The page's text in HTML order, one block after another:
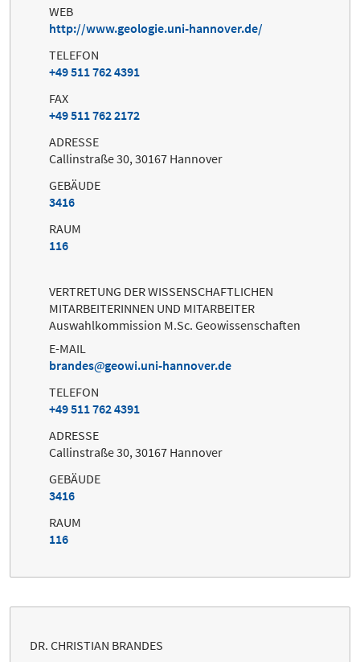
WEB
http://www.geologie.uni-hannover.de/
TELEFON
+49 511 762 4391
FAX
+49 511 762 2172
ADRESSE
Callinstraße 30, 30167 Hannover
GEBÄUDE
3416
RAUM
116
VERTRETUNG DER WISSENSCHAFTLICHEN
MITARBEITERINNEN UND MITARBEITER
Auswahlkommission M.Sc. Geowissenschaften
E-MAIL
brandes
geowi.uni-hannover.de
TELEFON
+49 511 762 4391
ADRESSE
Callinstraße 30, 30167 Hannover
GEBÄUDE
3416
RAUM
116
DR. CHRISTIAN BRANDES